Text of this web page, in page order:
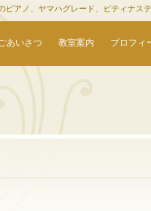
アノ、ヤマハグレード、ピティナステ
ごあいさつ 教室案内 プロフィ